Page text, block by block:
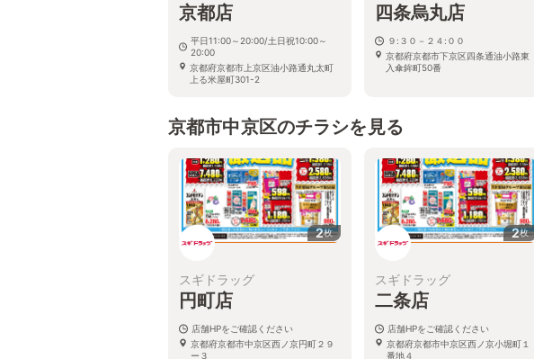
京都店
平日11:00～20:00/土日祝10:00～
20:00
京都府京都市上京区油小路通丸太町
上る米屋町301-2
四条烏丸店
９:３０－２４:００
京都府京都市下京区四条通油小路東
入傘鉾町50番
京都市中京区のチラシを見る
2枚
スギドラッグ
円町店
店舗HPをご確認ください
京都府京都市中京区西ノ京円町２９
ー３
2枚
スギドラッグ
二条店
店舗HPをご確認ください
京都府京都市中京区西ノ京小堀町１
番地４